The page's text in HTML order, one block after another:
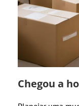
Chegou a